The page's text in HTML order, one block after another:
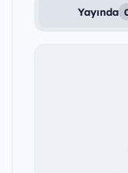
Yayında